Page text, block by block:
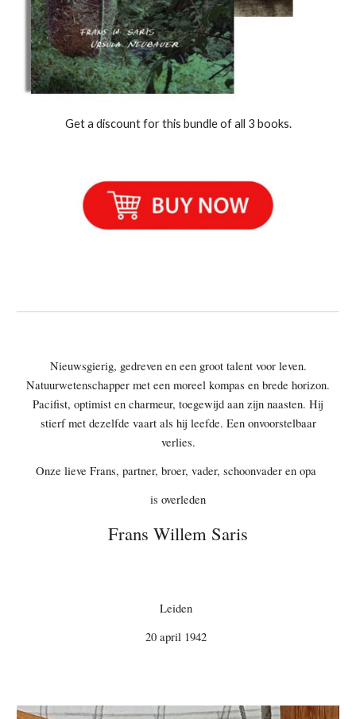
Get a discount for this bundle of all 3 books.
Nieuwsgierig, gedreven en een groot talent voor leven.
Natuurwetenschapper met een moreel kompas en brede horizon.
Pacifist, optimist en charmeur, toegewijd aan zijn naasten. Hij
stierf met dezelfde vaart als hij leefde. Een onvoorstelbaar
verlies.
Onze lieve Frans, partner, broer, vader, schoonvader en opa
is overleden
Frans Willem Saris
Leiden
20 april 1942